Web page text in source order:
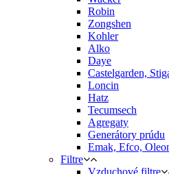
Robin
Zongshen
Kohler
Alko
Daye
Castelgarden,
Loncin
Hatz
Tecumsech
Agregaty
Generátory prúdu
Emak, Efco,
Filtre